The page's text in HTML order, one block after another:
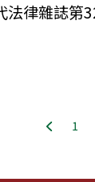
法律雜誌第
1